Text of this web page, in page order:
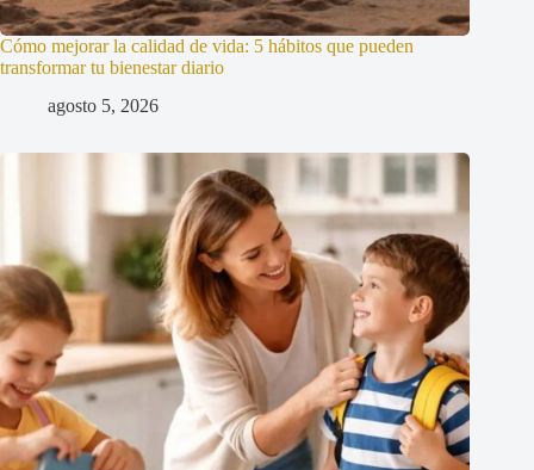
Cómo mejorar la calidad de vida: 5 hábitos que pueden
transformar tu bienestar diario
agosto 5, 2026